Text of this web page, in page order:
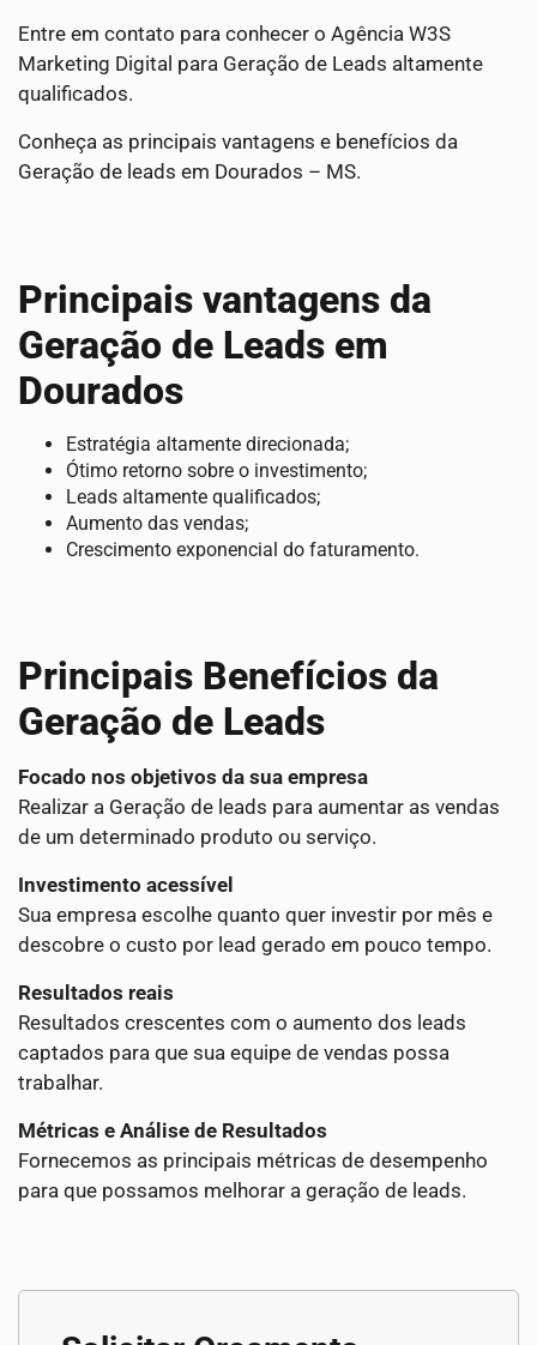
Entre em contato para conhecer o Agência W3S
Marketing Digital para Geração de Leads altamente
qualificados.
Conheça as principais vantagens e benefícios da
Geração de leads em Dourados – MS.
Principais vantagens da
Geração de Leads em
Dourados
Estratégia altamente direcionada;
Ótimo retorno sobre o investimento;
Leads altamente qualificados;
Aumento das vendas;
Crescimento exponencial do faturamento.
Principais Benefícios da
Geração de Leads
Focado nos objetivos da sua empresa
Realizar a Geração de leads para aumentar as vendas
de um determinado produto ou serviço.
Investimento acessível
Sua empresa escolhe quanto quer investir por mês e
descobre o custo por lead gerado em pouco tempo.
Resultados reais
Resultados crescentes com o aumento dos leads
captados para que sua equipe de vendas possa
trabalhar.
Métricas e Análise de Resultados
Fornecemos as principais métricas de desempenho
para que possamos melhorar a geração de leads.